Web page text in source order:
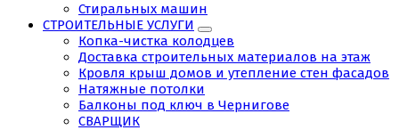
Стиральных машин
СТРОИТЕЛЬНЫЕ УСЛУГИ
Копка-чистка колодцев
Доставка строительных материалов на этаж
Кровля крыш домов и утепление стен фасадов
Натяжные потолки
Балконы под ключ в Чернигове
СВАРЩИК